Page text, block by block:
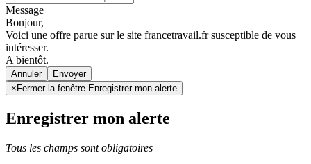
Message
Bonjour,
Voici une offre parue sur le site francetravail.fr susceptible de vous
intéresser.
A bientôt.
Annuler
× Fermer la fenêtre Enregistrer mon alerte
Enregistrer mon alerte
Tous les champs sont obligatoires